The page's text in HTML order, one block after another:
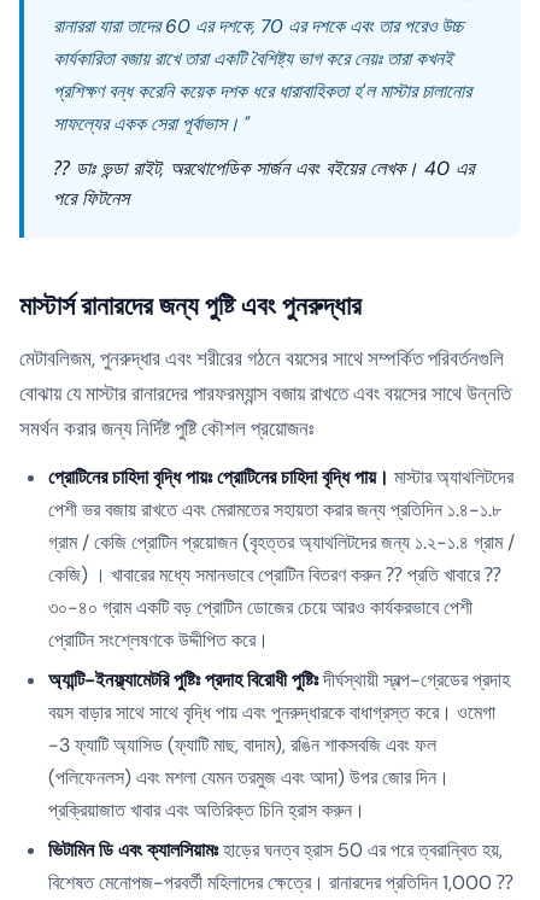
রানাররা যারা তাদের 60 এর দশকে, 70 এর দশকে এবং তার পরেও উচ্চ
কার্যকারিতা বজায় রাখে তারা একটি বৈশিষ্ট্য ভাগ করে নেয়ঃ তারা কখনই
প্রশিক্ষণ বন্ধ করেনি কয়েক দশক ধরে ধারাবাহিকতা হ'ল মাস্টার চালানোর
সাফল্যের একক সেরা পূর্বাভাস। "
⁇ ডাঃ ভন্ডা রাইট, অরথোপেডিক সার্জন এবং বইয়ের লেখক। 40 এর
পরে ফিটনেস
মাস্টার্স রানারদের জন্য পুষ্টি এবং পুনরুদ্ধার
মেটাবলিজম, পুনরুদ্ধার এবং শরীরের গঠনে বয়সের সাথে সম্পর্কিত পরিবর্তনগুলি
বোঝায় যে মাস্টার রানারদের পারফরম্যান্স বজায় রাখতে এবং বয়সের সাথে উন্নতি
সমর্থন করার জন্য নির্দিষ্ট পুষ্টি কৌশল প্রয়োজনঃ
প্রোটিনের চাহিদা বৃদ্ধি পায়ঃ প্রোটিনের চাহিদা বৃদ্ধি পায়। মাস্টার অ্যাথলিটদের
পেশী ভর বজায় রাখতে এবং মেরামতের সহায়তা করার জন্য প্রতিদিন ১.৪-১.৮
গ্রাম / কেজি প্রোটিন প্রয়োজন (বৃহত্তর অ্যাথলিটদের জন্য ১.২-১.৪ গ্রাম /
কেজি) । খাবারের মধ্যে সমানভাবে প্রোটিন বিতরণ করুন ⁇ প্রতি খাবারে ⁇
৩০-৪০ গ্রাম একটি বড় প্রোটিন ডোজের চেয়ে আরও কার্যকরভাবে পেশী
প্রোটিন সংশ্লেষণকে উদ্দীপিত করে।
অ্যান্টি-ইনফ্ল্যামেটরি পুষ্টিঃ প্রদাহ বিরোধী পুষ্টিঃদীর্ঘস্থায়ী স্বল্প-গ্রেডের প্রদাহ
বয়স বাড়ার সাথে সাথে বৃদ্ধি পায় এবং পুনরুদ্ধারকে বাধাগ্রস্ত করে। ওমেগা
-3 ফ্যাটি অ্যাসিড (ফ্যাটি মাছ, বাদাম), রঙিন শাকসবজি এবং ফল
(পলিফেনলস) এবং মশলা যেমন তরমুজ এবং আদা) উপর জোর দিন।
প্রক্রিয়াজাত খাবার এবং অতিরিক্ত চিনি হ্রাস করুন।
ভিটামিন ডি এবং ক্যালসিয়ামঃহাড়ের ঘনত্ব হ্রাস 50 এর পরে ত্বরান্বিত হয়,
বিশেষত মেনোপজ-পরবর্তী মহিলাদের ক্ষেত্রে। রানারদের প্রতিদিন 1,000 ⁇